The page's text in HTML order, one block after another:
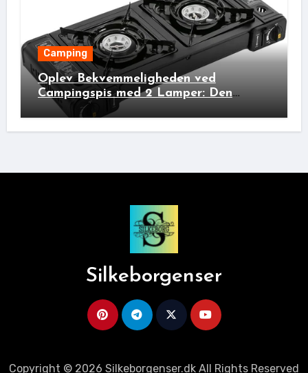
Camping
Oplev Bekvemmeligheden ved
Campingspis med 2 Lamper: Den
Ideelle Bivakpartner!
Silkeborgenser
Copyright © 2026 Silkeborgenser.dk All Rights Reserved